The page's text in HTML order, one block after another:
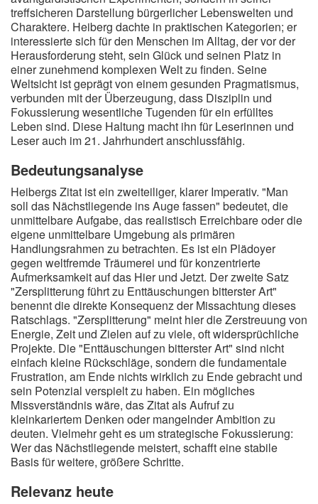
treffsicheren Darstellung bürgerlicher Lebenswelten und
Charaktere. Heiberg dachte in praktischen Kategorien; er
interessierte sich für den Menschen im Alltag, der vor der
Herausforderung steht, sein Glück und seinen Platz in
einer zunehmend komplexen Welt zu finden. Seine
Weltsicht ist geprägt von einem gesunden Pragmatismus,
verbunden mit der Überzeugung, dass Disziplin und
Fokussierung wesentliche Tugenden für ein erfülltes
Leben sind. Diese Haltung macht ihn für Leserinnen und
Leser auch im 21. Jahrhundert anschlussfähig.
Bedeutungsanalyse
Heibergs Zitat ist ein zweiteiliger, klarer Imperativ. "Man
soll das Nächstliegende ins Auge fassen" bedeutet, die
unmittelbare Aufgabe, das realistisch Erreichbare oder die
eigene unmittelbare Umgebung als primären
Handlungsrahmen zu betrachten. Es ist ein Plädoyer
gegen weltfremde Träumerei und für konzentrierte
Aufmerksamkeit auf das Hier und Jetzt. Der zweite Satz
"Zersplitterung führt zu Enttäuschungen bitterster Art"
benennt die direkte Konsequenz der Missachtung dieses
Ratschlags. "Zersplitterung" meint hier die Zerstreuung von
Energie, Zeit und Zielen auf zu viele, oft widersprüchliche
Projekte. Die "Enttäuschungen bitterster Art" sind nicht
einfach kleine Rückschläge, sondern die fundamentale
Frustration, am Ende nichts wirklich zu Ende gebracht und
sein Potenzial verspielt zu haben. Ein mögliches
Missverständnis wäre, das Zitat als Aufruf zu
kleinkariertem Denken oder mangelnder Ambition zu
deuten. Vielmehr geht es um strategische Fokussierung:
Wer das Nächstliegende meistert, schafft eine stabile
Basis für weitere, größere Schritte.
Relevanz heute